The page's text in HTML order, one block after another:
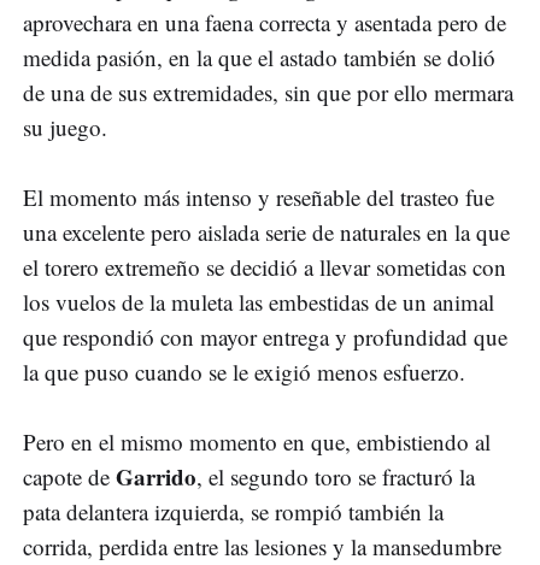
aprovechara en una faena correcta y asentada pero de
medida pasión, en la que el astado también se dolió
de una de sus extremidades, sin que por ello mermara
su juego.
El momento más intenso y reseñable del trasteo fue
una excelente pero aislada serie de naturales en la que
el torero extremeño se decidió a llevar sometidas con
los vuelos de la muleta las embestidas de un animal
que respondió con mayor entrega y profundidad que
la que puso cuando se le exigió menos esfuerzo.
Pero en el mismo momento en que, embistiendo al
capote de Garrido, el segundo toro se fracturó la
pata delantera izquierda, se rompió también la
corrida, perdida entre las lesiones y la mansedumbre